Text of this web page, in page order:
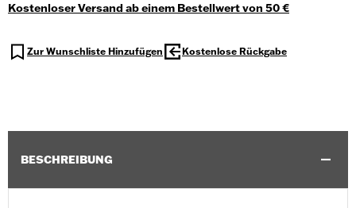
Kostenloser Versand ab einem Bestellwert von 50 €
Zur Wunschliste Hinzufügen Kostenlose Rückgabe
BESCHREIBUNG